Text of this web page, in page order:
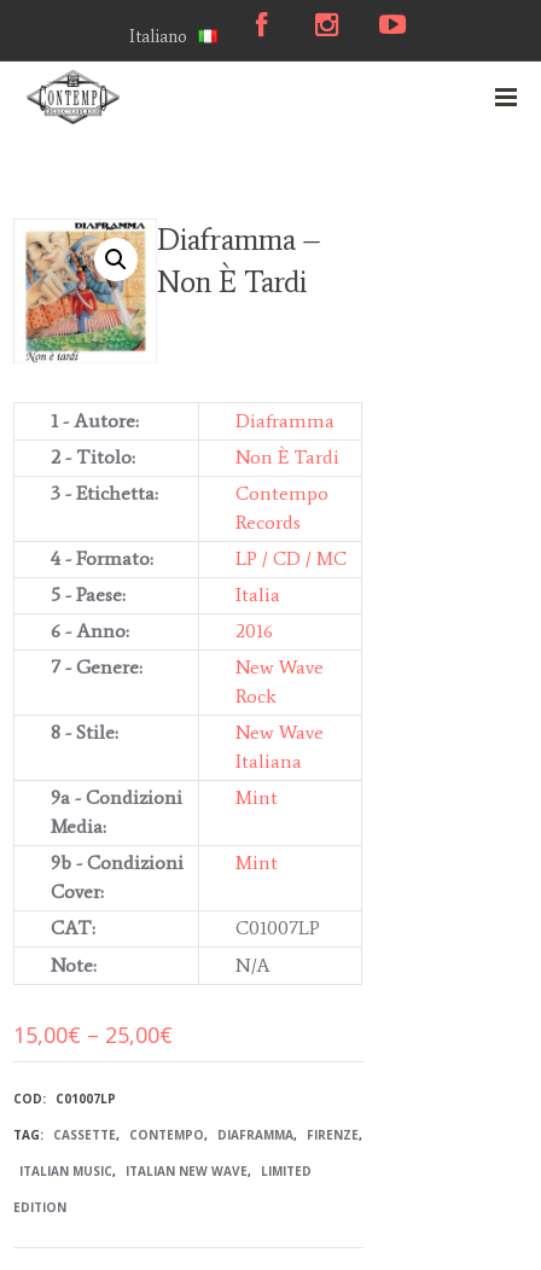
Italiano
Diaframma –
Non È Tardi
1 - Autore:
Diaframma
2 - Titolo:
Non È Tardi
3 - Etichetta:
Contempo
Records
4 - Formato:
LP / CD / MC
5 - Paese:
Italia
6 - Anno:
2016
7 - Genere:
New Wave
Rock
8 - Stile:
New Wave
Italiana
9a - Condizioni
Media:
Mint
9b - Condizioni
Cover:
Mint
CAT:
C01007LP
Note:
N/A
15,00€ – 25,00€
COD: C01007LP
TAG: CASSETTE, CONTEMPO, DIAFRAMMA, FIRENZE,
ITALIAN MUSIC, ITALIAN NEW WAVE, LIMITED
EDITION